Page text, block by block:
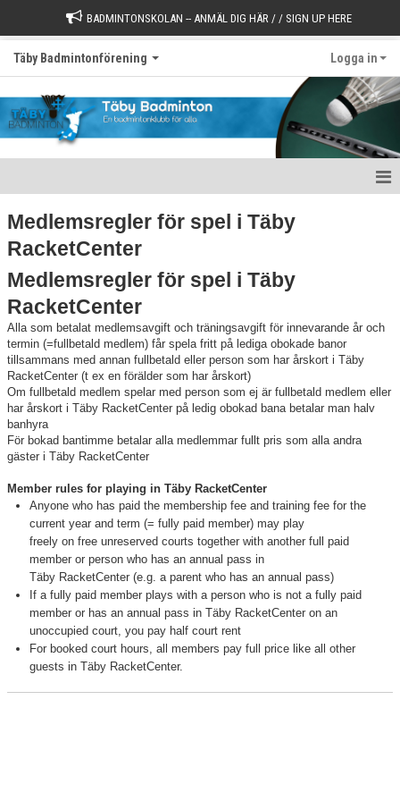
BADMINTONSKOLAN -- ANMÄL DIG HÄR / / SIGN UP HERE
Täby Badmintonförening Logga in
Börja spela
Värdegrund
Styrelse
Kontakt
Information Tibble NIU
Täby-278 SM-GULD genom tiderna
Anmälan till Badmintonskolan HT-26
Information Vuxenträning HT-26
TRC-tidning 2025-26
Lilla Badmintonligan
Medlemsregler för spel i Täby
RacketCenter
Medlemsregler för spel i Täby
RacketCenter
Alla som betalat medlemsavgift och träningsavgift för innevarande år och
termin (=fullbetald medlem) får spela fritt på lediga obokade banor
tillsammans med annan fullbetald eller person som har årskort i Täby
RacketCenter (t ex en förälder som har årskort)
Om fullbetald medlem spelar med person som ej är fullbetald medlem eller
har årskort i Täby RacketCenter på ledig obokad bana betalar man halv
banhyra
För bokad bantimme betalar alla medlemmar fullt pris som alla andra
gäster i Täby RacketCenter
Member rules for playing in Täby RacketCenter
Anyone who has paid the membership fee and training fee for the
current year and term (= fully paid member) may play
freely on free unreserved courts together with another full paid
member or person who has an annual pass in
Täby RacketCenter (e.g. a parent who has an annual pass)
If a fully paid member plays with a person who is not a fully paid
member or has an annual pass in Täby RacketCenter on an
unoccupied court, you pay half court rent
For booked court hours, all members pay full price like all other
guests in Täby RacketCenter.